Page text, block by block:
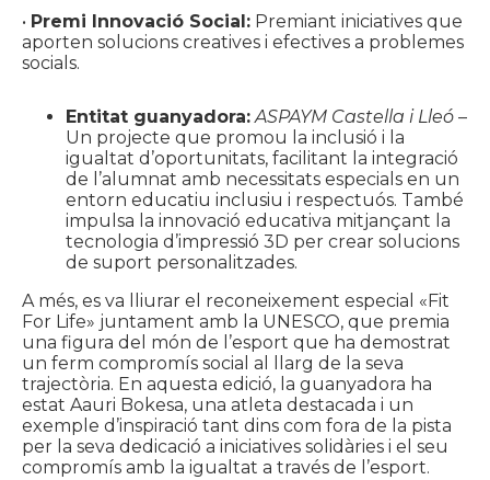
• Premi Innovació Social: Premiant iniciatives que
aporten solucions creatives i efectives a problemes
socials.
Entitat guanyadora: ASPAYM Castella i Lleó –
Un projecte que promou la inclusió i la
igualtat d’oportunitats, facilitant la integració
de l’alumnat amb necessitats especials en un
entorn educatiu inclusiu i respectuós. També
impulsa la innovació educativa mitjançant la
tecnologia d’impressió 3D per crear solucions
de suport personalitzades.
A més, es va lliurar el reconeixement especial «Fit
For Life» juntament amb la UNESCO, que premia
una figura del món de l’esport que ha demostrat
un ferm compromís social al llarg de la seva
trajectòria. En aquesta edició, la guanyadora ha
estat Aauri Bokesa, una atleta destacada i un
exemple d’inspiració tant dins com fora de la pista
per la seva dedicació a iniciatives solidàries i el seu
compromís amb la igualtat a través de l’esport.